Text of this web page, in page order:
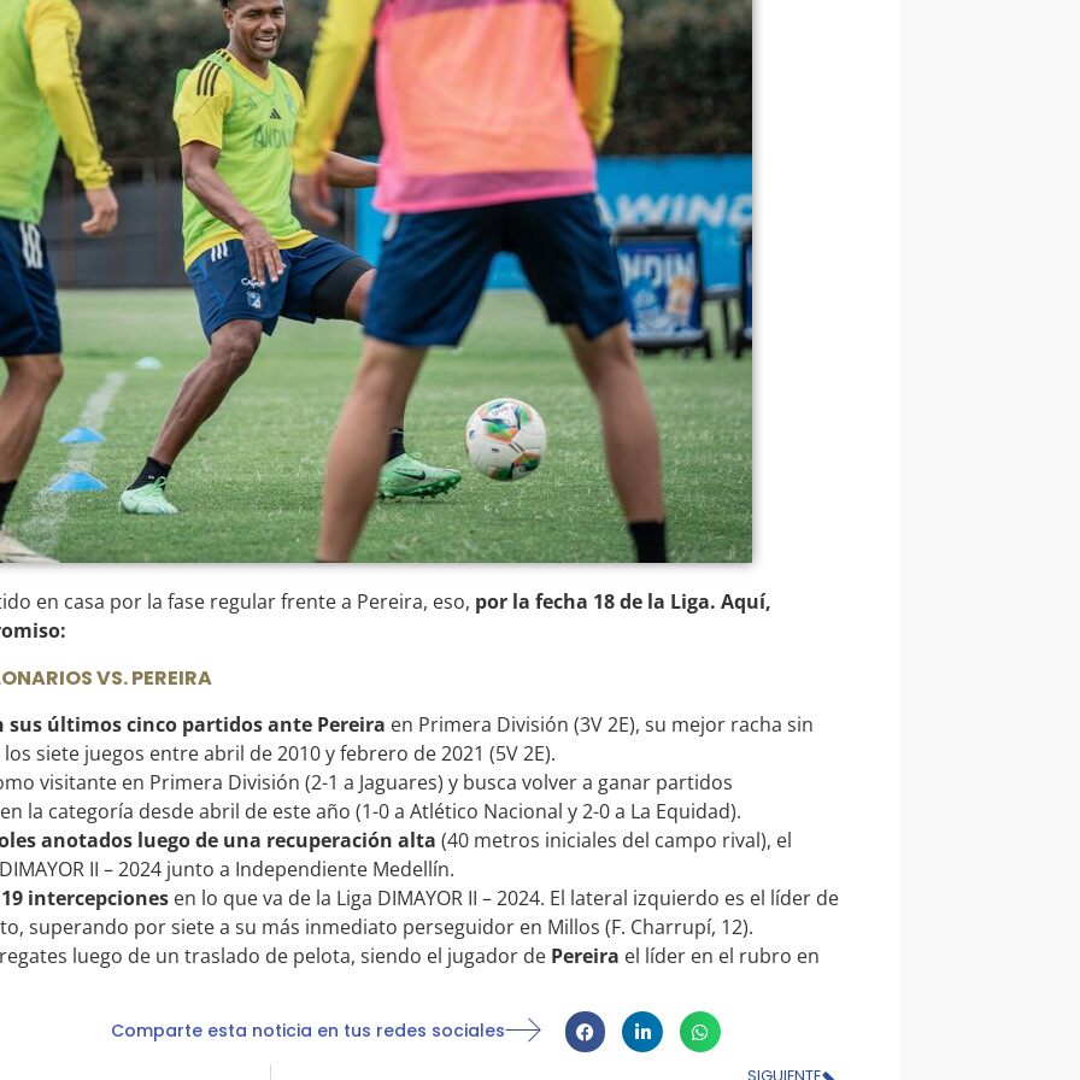
en casa por la fase regular frente a Pereira, eso, por la fecha 18 de la Liga. Aquí,
VS. PEREIRA
últimos cinco partidos ante Pereira en Primera División (3V 2E), su mejor racha sin
siete juegos entre abril de 2010 y febrero de 2021 (5V 2E).
visitante en Primera División (2-1 a Jaguares) y busca volver a ganar partidos
la categoría desde abril de este año (1-0 a Atlético Nacional y 2-0 a La Equidad).
anotados luego de una recuperación alta (40 metros iniciales del campo rival), el
II – 2024 junto a Independiente Medellín.
intercepciones en lo que va de la Liga DIMAYOR II – 2024. El lateral izquierdo es el líder de
superando por siete a su más inmediato perseguidor en Millos (F. Charrupí, 12).
luego de un traslado de pelota, siendo el jugador de Pereira el líder en el rubro en
Comparte esta noticia en tus redes sociales
SIGUIENTE